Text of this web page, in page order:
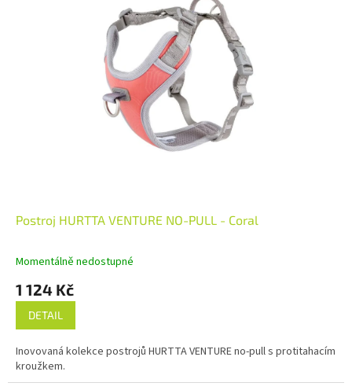
Postroj HURTTA VENTURE NO-PULL - Coral
Momentálně nedostupné
1 124 Kč
DETAIL
Inovovaná kolekce postrojů HURTTA VENTURE no-pull s protitahacím
kroužkem.